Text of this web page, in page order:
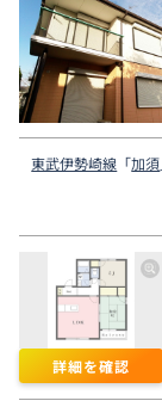
東武伊勢崎線 「加須
詳細を確認